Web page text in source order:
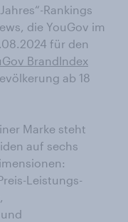
Rankings
die YouGov im
für den
BrandIndex
ab 18
Marke steht
auf sechs
Leistungs-